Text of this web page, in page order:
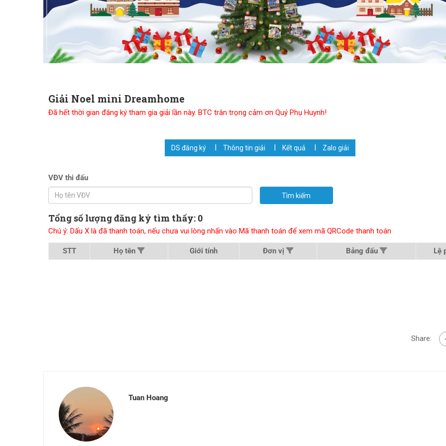
Giải Noel mini Dreamhome
Đã hết thời gian đăng ký tham gia giải lần này. BTC trân trọng cảm ơn Quý Phụ Huynh!
DS đăng ký Thông tin giải Kết quả Zalo giải
VĐV thi đấu
Tìm kiếm
Tổng số lượng đăng ký tìm thấy: 0
Chú ý: Dấu X là đã thanh toán, nếu chưa vui lòng nhấn vào Mã thanh toán để xem mã QRCode thanh toán
STT Họ tên Giới tính Đơn vị Bảng đấu Lệ
Share:
Tuan Hoang